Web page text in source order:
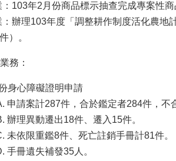
：103年2月份商品標示抽查完成專案性商
：辦理103年度「調整耕作制度活化農地
）。
務：
身心障礙證明申請
申請案計287件，合於鑑定者284件，不
辦理異動遷出18件、遷入15件。
未依限重鑑8件、死亡註銷手冊計81件。
手冊遺失補發35人。